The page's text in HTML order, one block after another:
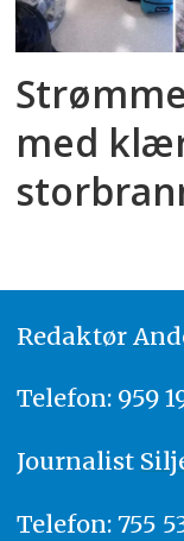
med
Redaktør A
Telefon: 959
Journalist
Telefon: 755